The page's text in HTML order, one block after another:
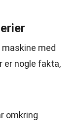
med
er nogle fakta,
omkring